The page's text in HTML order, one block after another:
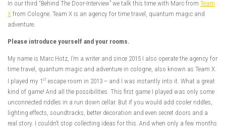
In our third “Behind The Door-Interview” we talk this time with Marc from Team
X from Cologne. Team X is an agency for time travel, quantum magic and
adventure.
Please introduce yourself and your rooms.
My name is Marc Hotz, I’m a writer and since 2015 I also operate the agency for
time travel, quantum magic and adventure in cologne, also known as Team X.
I played my 1 st escape room in 2013 – and I was instantly into it. What a great
kind of game! And all the possibilities. This first game I played was only some
unconnected riddles in a run down cellar. But if you would add cooler riddles,
lighting effects, soundtracks, better decoration and even secret doors and a
real story. I couldn’t stop collecting ideas for this. And when only a few months